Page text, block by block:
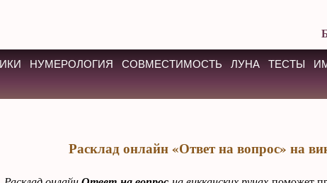
НУМЕРОЛОГИЯ СОВМЕСТИМОСТЬ ЛУНА ТЕСТЫ
Расклад онлайн «Ответ на вопрос» на